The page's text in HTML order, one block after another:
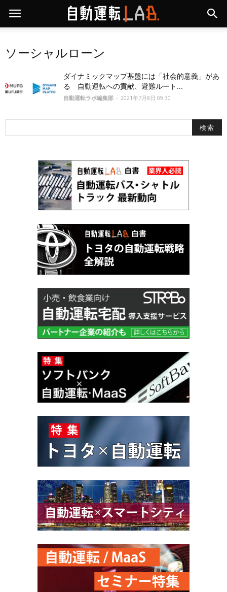
ソーシャルローン
ダイナミックマップ基盤には「社会的意義」があ
る 自動運転への貢献、避難ルート...
自動運転ラボ編集部 - 2021年7月8日 09:30